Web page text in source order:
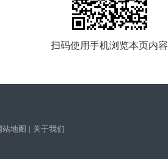
扫码使用手机浏览本页内容
站地图 | 关于我们